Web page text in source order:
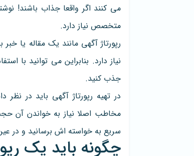
می کنند اگر واقعا جذاب باشند!
متخصص نیاز دارد.
رپورتاژ آگهی مانند یک مقاله یا
نیاز دارد. بنابراین می توانید با
جذب کنید.
در تهیه رپورتاژ آگهی باید در
مخاطب اصلا نیاز به خواندن آن
سریع به خواسته اش برسانید و در
چگونه باید یک